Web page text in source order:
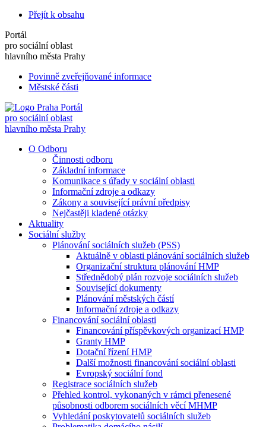
Přejít k obsahu
Portál
pro sociální oblast
hlavního města Prahy
Povinně zveřejňované informace
Městské části
Portál
pro sociální oblast
hlavního města Prahy
O Odboru
Činnosti odboru
Základní informace
Komunikace s úřady v sociální oblasti
Informační zdroje a odkazy
Zákony a související právní předpisy
Nejčastěji kladené otázky
Aktuality
Sociální služby
Plánování sociálních služeb (PSS)
Aktuálně v oblasti plánování sociálních služeb
Organizační struktura plánování HMP
Střednědobý plán rozvoje sociálních služeb
Související dokumenty
Plánování městských částí
Informační zdroje a odkazy
Financování sociální oblasti
Financování příspěvkových organizací HMP
Granty HMP
Dotační řízení HMP
Další možnosti financování sociální oblasti
Evropský sociální fond
Registrace sociálních služeb
Přehled kontrol, vykonaných v rámci přenesené
působnosti odborem sociálních věcí MHMP
Vyhledání poskytovatelů sociálních služeb